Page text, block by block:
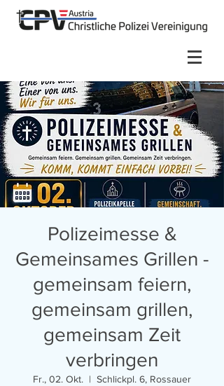
Polizeimesse &
Gemeinsames Grillen -
gemeinsam feiern,
gemeinsam grillen,
gemeinsam Zeit
verbringen
Fr., 02. Okt.
  |
Schlickpl. 6, Rossauer